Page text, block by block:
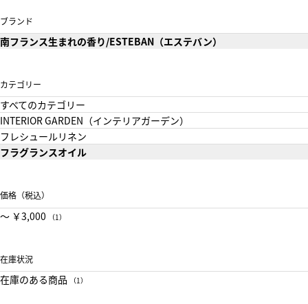
ブランド
南フランス生まれの香り/ESTEBAN（エステバン）
カテゴリー
すべてのカテゴリー
INTERIOR GARDEN（インテリアガーデン）
フレシュールリネン
フラグランスオイル
価格（税込）
〜 ￥3,000 （1）
在庫状況
在庫のある商品 （1）